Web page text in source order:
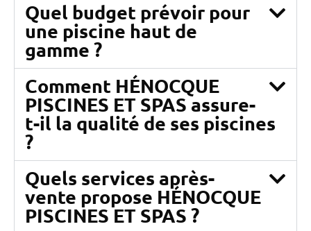
Quel budget prévoir pour
une piscine haut de
gamme ?
Comment HÉNOCQUE
PISCINES ET SPAS assure-
t-il la qualité de ses piscines
?
Quels services après-
vente propose HÉNOCQUE
PISCINES ET SPAS ?